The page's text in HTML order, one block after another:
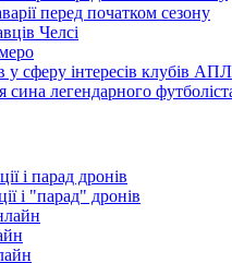
перед початком сезону
Челсі
сферу інтересів клубів АПЛ
легендарного
і "парад" дронів